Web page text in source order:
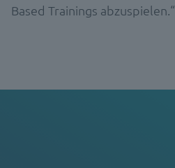
Based Trainings abzuspielen.“